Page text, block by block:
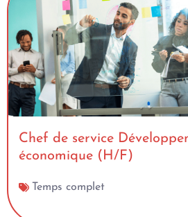
Chef de service
économique (H/F)
Temps complet